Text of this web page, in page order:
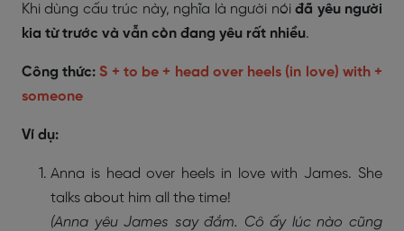
Khi dùng cấu trúc này, nghĩa là người nóiđã yêu người
kia từ trước và vẫn còn đang yêu rất nhiều.
Công thức:S + to be + head over heels (in love) with +
someone
Ví dụ:
Anna is head over heels in love with James. She
talks about him all the time!
(Anna yêu James say đắm. Cô ấy lúc nào cũng